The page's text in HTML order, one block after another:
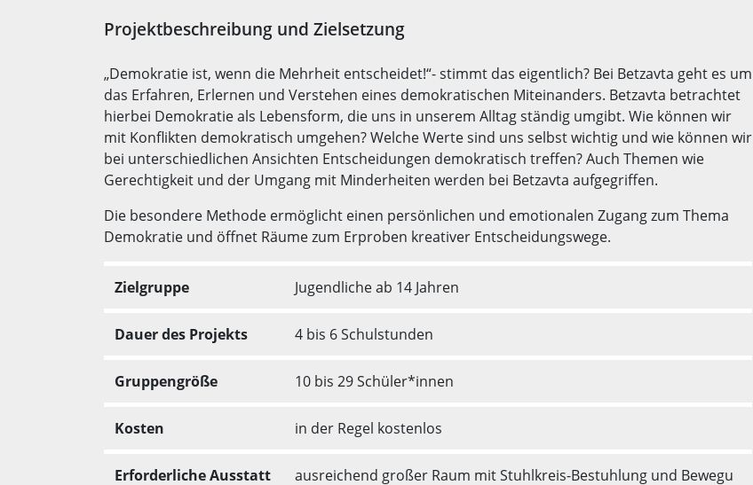
Projektbeschreibung und Zielsetzung
„Demokratie ist, wenn die Mehrheit entscheidet!“- stimmt das eigentlich? Bei Betzavta geht es um
das Erfahren, Erlernen und Verstehen eines demokratischen Miteinanders. Betzavta betrachtet
hierbei Demokratie als Lebensform, die uns in unserem Alltag ständig umgibt. Wie können wir
mit Konflikten demokratisch umgehen? Welche Werte sind uns selbst wichtig und wie können wir
bei unterschiedlichen Ansichten Entscheidungen demokratisch treffen? Auch Themen wie
Gerechtigkeit und der Umgang mit Minderheiten werden bei Betzavta aufgegriffen.
Die besondere Methode ermöglicht einen persönlichen und emotionalen Zugang zum Thema
Demokratie und öffnet Räume zum Erproben kreativer Entscheidungswege.
Zielgruppe Jugendliche ab 14 Jahren
Dauer des Projekts 4 bis 6 Schulstunden
Gruppengröße 10 bis 29 Schüler*innen
Kosten in der Regel kostenlos
Erforderliche Ausstatt
ausreichend großer Raum mit Stuhlkreis-Bestuhlung und Bewegu